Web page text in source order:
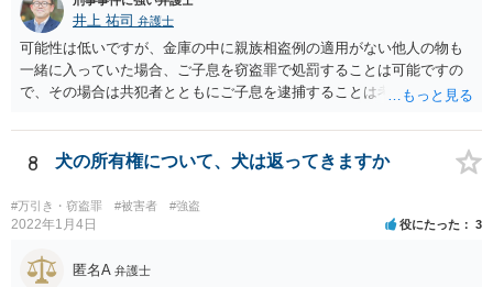
場合によっては。一緒に来てもらって事情を説明してもらうといいで
しょう。 弁護士には、相談料や費用などはよく確認してから行くよう
してくださいね。
井上 祐司 弁護士
可能性は低いですが、金庫の中に親族相盗例の適用がない他人の物も
一緒に入っていた場合、ご子息を窃盗罪で処罰することは可能ですの
で、その場合は共犯者とともにご子息を逮捕することは考えられま
8 犬の所有権について、犬は返ってきますか
#万引き・窃盗罪 #被害者 #強盗
2022年1月4日 役にたった 3
匿名A 弁護士